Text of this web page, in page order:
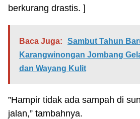
berkurang drastis. ]
Baca Juga:
Sambut Tahun
Karangwinongan Jombang
dan Wayang Kulit
”Hampir tidak ada sampah di
jalan,” tambahnya.